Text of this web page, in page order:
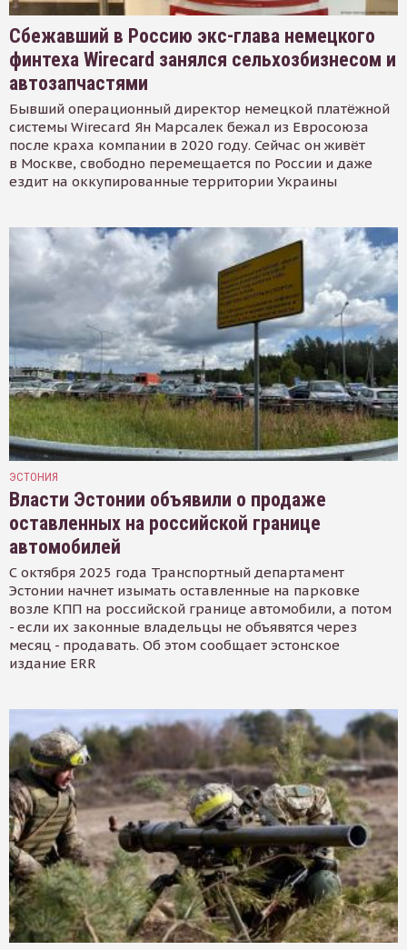
Сбежавший в Россию экс-глава немецкого
финтеха Wirecard занялся сельхозбизнесом и
автозапчастями
Бывший операционный директор немецкой платёжной
системы Wirecard Ян Марсалек бежал из Евросоюза
после краха компании в 2020 году. Сейчас он живёт
в Москве, свободно перемещается по России и даже
ездит на оккупированные территории Украины
ЭСТОНИЯ
Власти Эстонии объявили о продаже
оставленных на российской границе
автомобилей
С октября 2025 года Транспортный департамент
Эстонии начнет изымать оставленные на парковке
возле КПП на российской границе автомобили, а потом
- если их законные владельцы не объявятся через
месяц - продавать. Об этом сообщает эстонское
издание ERR